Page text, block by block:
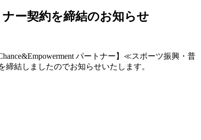
ナー契約を締結のお知らせ
パートナー】≪スポーツ振興・普
締結しましたのでお知らせいたします。